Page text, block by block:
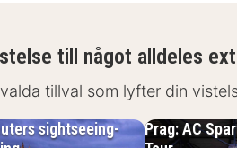
of Communism: 700 meter
1,5 kilometer
2 kilometer
till något alldeles
tillval som lyfter din
sightseeing-
Prag: AC